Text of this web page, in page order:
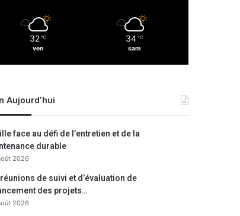
32 ℃
ven
34 ℃
sam
Aujourd’hui
face au défi de l’entretien et de la
durable
2026
de suivi et d’évaluation de
des projets…
2026